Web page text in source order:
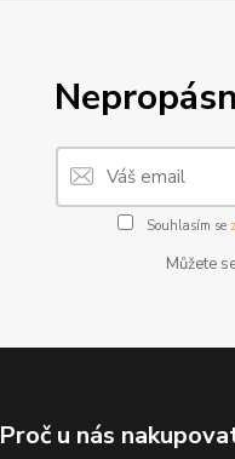
Souhlasím se
Můžete
Proč u nás